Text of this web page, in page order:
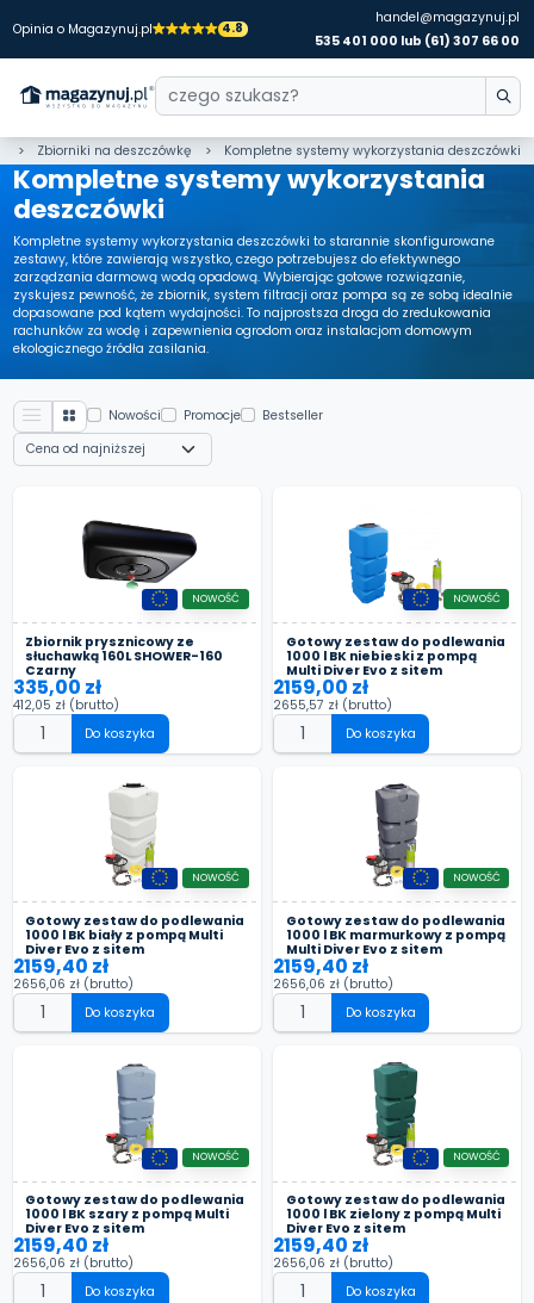
Opinia o Magazynuj.pl 4.8
handel@magazynuj.pl
535 401 000 lub (61) 307 66 00
Zbiorniki na deszczówkę Kompletne systemy wykorzystania deszczówki
Kompletne systemy wykorzystania
deszczówki
Kompletne systemy wykorzystania deszczówki to starannie skonfigurowane
zestawy, które zawierają wszystko, czego potrzebujesz do efektywnego
zarządzania darmową wodą opadową. Wybierając gotowe rozwiązanie,
zyskujesz pewność, że zbiornik, system filtracji oraz pompa są ze sobą idealnie
dopasowane pod kątem wydajności. To najprostsza droga do zredukowania
rachunków za wodę i zapewnienia ogrodom oraz instalacjom domowym
ekologicznego źródła zasilania.
Nowości Promocje Bestseller
Zbiornik prysznicowy ze
słuchawką 160L SHOWER-160
Czarny
NOWOŚĆ
335,00 zł
412,05 zł (brutto)
Do koszyka
Gotowy zestaw do podlewania
1000 l BK niebieski z pompą
Multi Diver Evo z sitem
NOWOŚĆ
2159,00 zł
2655,57 zł (brutto)
Do koszyka
Gotowy zestaw do podlewania
1000 l BK biały z pompą Multi
Diver Evo z sitem
NOWOŚĆ
2159,40 zł
2656,06 zł (brutto)
Do koszyka
Gotowy zestaw do podlewania
1000 l BK marmurkowy z pompą
Multi Diver Evo z sitem
NOWOŚĆ
2159,40 zł
2656,06 zł (brutto)
Do koszyka
Gotowy zestaw do podlewania
1000 l BK szary z pompą Multi
Diver Evo z sitem
NOWOŚĆ
2159,40 zł
2656,06 zł (brutto)
Do koszyka
Gotowy zestaw do podlewania
1000 l BK zielony z pompą Multi
Diver Evo z sitem
NOWOŚĆ
2159,40 zł
2656,06 zł (brutto)
Do koszyka